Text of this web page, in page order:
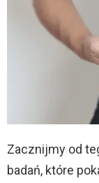
Zacznijmy od
badań, które